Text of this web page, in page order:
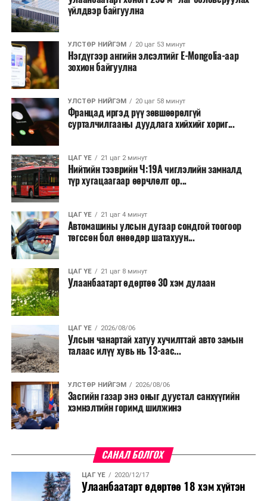
хөнгөлөлттэй зээл олгох, цахилгааны хөнгөлөлт
үзүүлэхийг салбарын сайд нарт үүрэг болголоо.
үйлдвэр байгуулна
УЛСТӨР НИЙГЭМ 20 цаг 53 минут
Нэгдүгээр ангийн элсэлтийг E-Mongolia-аар
зохион байгуулна
УЛСТӨР НИЙГЭМ 20 цаг 58 минут
Францад иргэд рүү зөвшөөрөлгүй
сурталчилгааны дуудлага хийхийг хориг...
ЦАГ ҮЕ 21 цаг 2 минут
Нийтийн тээврийн Ч:19А чиглэлийн замналд
түр хугацаагаар өөрчлөлт ор...
ЦАГ ҮЕ 21 цаг 4 минут
Автомашины улсын дугаар сондгой тоогоор
төгссөн бол өнөөдөр шатахуун...
ЦАГ ҮЕ 21 цаг 8 минут
Улаанбаатарт өдөртөө 30 хэм дулаан
ЦАГ ҮЕ 2026/08/06
Улсын чанартай хатуу хучилттай авто замын
талаас илүү хувь нь 13-аас...
УЛСТӨР НИЙГЭМ 2026/08/06
Засгийн газар энэ оныг дуустал санхүүгийн
хэмнэлтийн горимд шилжинэ
САНАЛ БОЛГОХ
ЦАГ ҮЕ 2020/12/17
Улаанбаатарт өдөртөө 18 хэм хүйтэн